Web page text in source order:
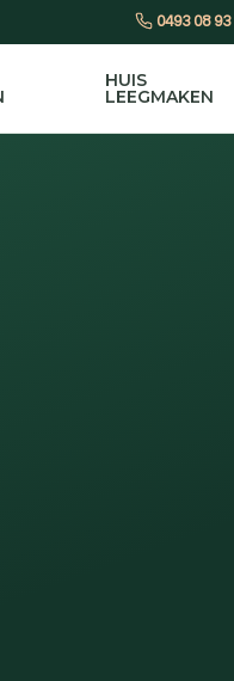
0493 08 93
HUIS
LEEGMAKEN